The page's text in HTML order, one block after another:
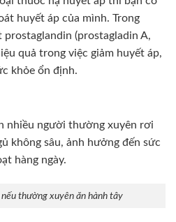
huyết áp của mình. Trong
prostaglandin (prostagladin A,
quả trong việc giảm huyết áp,
khỏe ổn định.
nhiều người thường xuyên rơi
không sâu, ảnh hưởng đến sức
hàng ngày.
thường xuyên ăn hành tây